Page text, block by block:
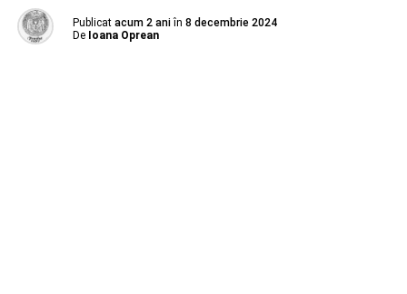
Publicat acum 2 ani în 8 decembrie 2024
De Ioana Oprean